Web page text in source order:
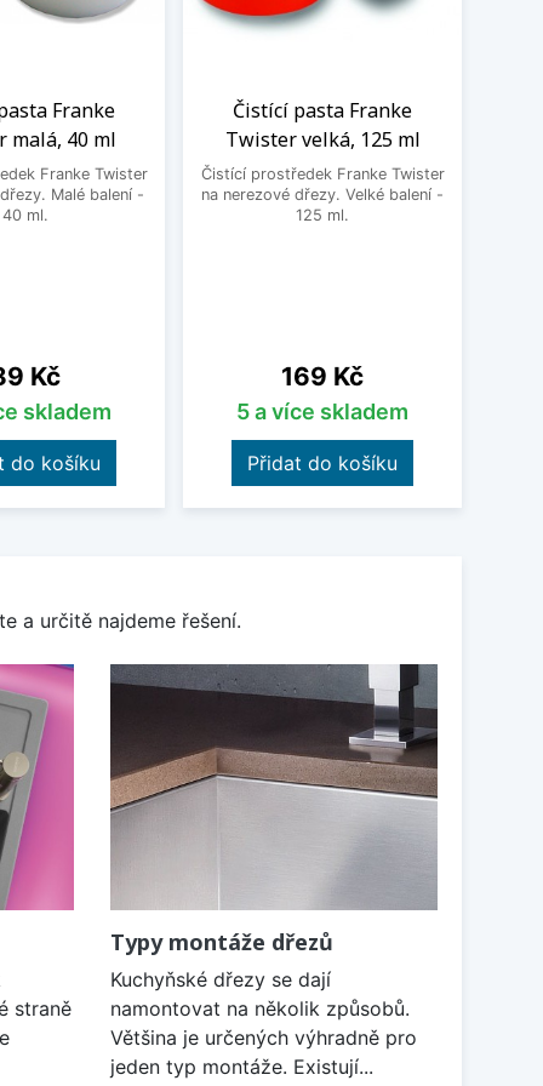
Franke
malá, 40 ml
Franke Twister
Malé balení -
40 ml.
Kč
skladem
do košíku
Čistící pasta Franke
Twister velká, 125 ml
Čistící prostředek Franke Twister
na nerezové dřezy. Velké balení -
125 ml.
Cena
169 Kč
5 a více skladem
Přidat do košíku
a určitě najdeme řešení.
straně
Typy montáže dřezů
Kuchyňské dřezy se dají
namontovat na několik způsobů.
Většina je určených výhradně pro
jeden typ montáže. Existují...